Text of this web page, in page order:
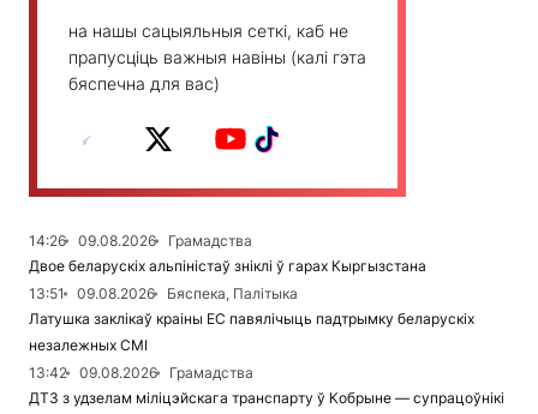
на нашы сацыяльныя сеткі, каб не
прапусціць важныя навіны (калі гэта
бяспечна для вас)
14:26 09.08.2026
Грамадства
Двое беларускіх альпіністаў зніклі ў гарах Кыргызстана
13:51
09.08.2026
Бяспека, Палітыка
Латушка заклікаў краіны ЕС павялічыць падтрымку беларускіх
незалежных СМІ
13:42
09.08.2026
Грамадства
ДТЗ з удзелам міліцэйскага транспарту ў Кобрыне — супрацоўнікі